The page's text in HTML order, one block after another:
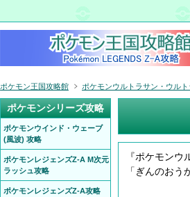
『ポケモン
「ぎんのおう
ポケモン王国攻略館 ポケモンウルトラサン・ウル
ポケモンシリーズ攻略
ポケモンウインド・ウェーブ
(風波) 攻略
ポケモンレジェンズZ-A M次元
ラッシュ攻略
ポケモンレジェンズZ-A攻略